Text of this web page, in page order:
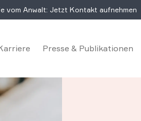
vom Anwalt: Jetzt Kontakt aufnehmen
Presse & Publikationen